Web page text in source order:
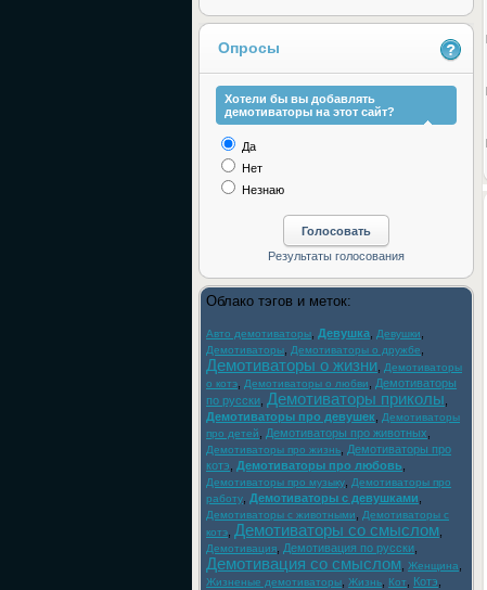
Опросы
Хотели бы вы добавлять
демотиваторы на этот сайт?
Да
Нет
Незнаю
Облако тэгов и меток:
Авто демотиваторы Девушка Девушки
Демотиваторы Демотиваторы о дружбе
Демотиваторы о жизни
Демотиваторы
о котэ
Демотиваторы о любви
Демотиваторы
по русски Демотиваторы приколы
Демотиваторы про девушек
Демотиваторы
про детей
Демотиваторы про животных
Демотиваторы про жизнь
Демотиваторы про
котэ
Демотиваторы про любовь
Демотиваторы про музыку
Демотиваторы про
работу
Демотиваторы с девушками
Демотиваторы с животными
Демотиваторы с
котэ
Демотиваторы со смыслом
Демотивация Демотивация по русски
Демотивация со смыслом Женщина
Жизненые демотиваторы Жизнь Кот Котэ